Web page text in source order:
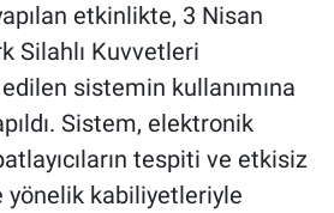
etkinlikte, 3 Nisan
Silahlı Kuvvetleri
sistemin kullanımına
Sistem, elektronik
tespiti ve etkisiz
kabiliyetleriyle